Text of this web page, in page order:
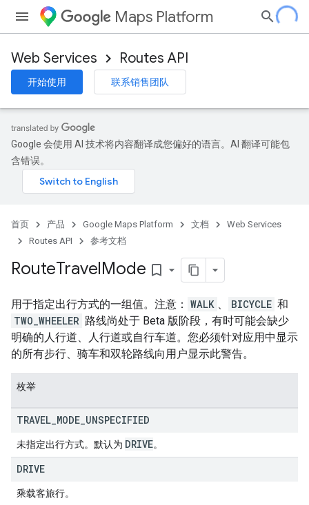
Maps Platform
Web Services Routes API
开始使用 联系销售团队
Google 会使用 AI 技术将内容翻译成您偏好的语言。AI 翻译可能包
含错误。
首页 产品 Google Maps Platform 文档
Web Services
Routes API
参考文档
RouteTravelMode bookmark_border
用于指定出行方式的一组值。注意： WALK 、 BICYCLE 和
TWO_WHEELER 路线尚处于 Beta 版阶段，有时可能会缺少
明确的人行道、人行道或自行车道。您必须针对应用中显示
的所有步行、骑车和双轮路线向用户显示此警告。
枚举
TRAVEL MODE UNSPECIFIED
未指定出行方式。默认为 DRIVE。
DRIVE
乘载客旅行。